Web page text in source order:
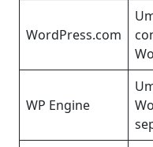
WordPress.com
WP Engine